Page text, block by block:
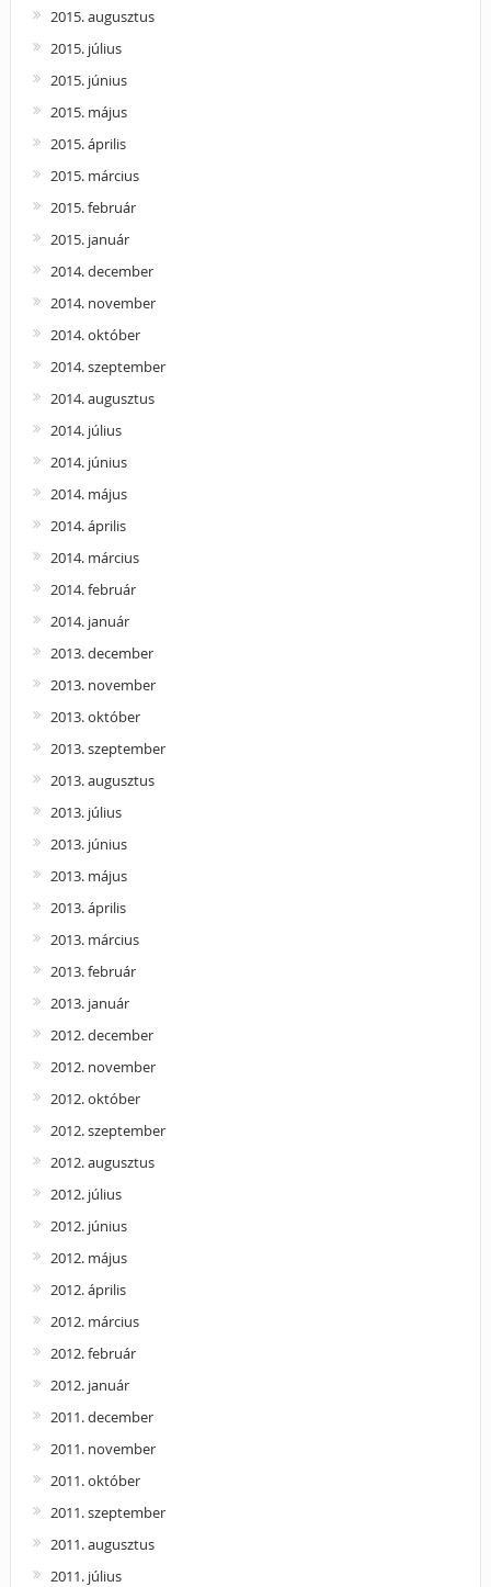
2015. augusztus
2015. július
2015. június
2015. május
2015. április
2015. március
2015. február
2015. január
2014. december
2014. november
2014. október
2014. szeptember
2014. augusztus
2014. július
2014. június
2014. május
2014. április
2014. március
2014. február
2014. január
2013. december
2013. november
2013. október
2013. szeptember
2013. augusztus
2013. július
2013. június
2013. május
2013. április
2013. március
2013. február
2013. január
2012. december
2012. november
2012. október
2012. szeptember
2012. augusztus
2012. július
2012. június
2012. május
2012. április
2012. március
2012. február
2012. január
2011. december
2011. november
2011. október
2011. szeptember
2011. augusztus
2011. július